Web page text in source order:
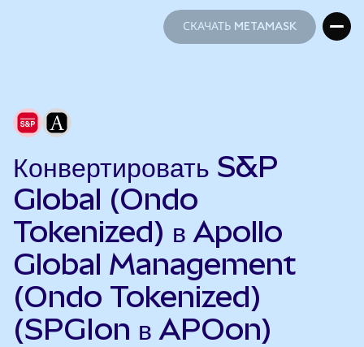
СКАЧАТЬ METAMASK
Конвертировать S&P
Global (Ondo
Tokenized) в Apollo
Global Management
(Ondo Tokenized)
(SPGIon в APOon)